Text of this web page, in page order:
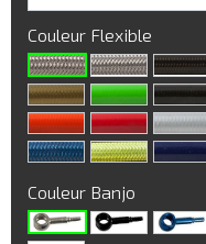
Couleur Flexible
Couleur Banjo